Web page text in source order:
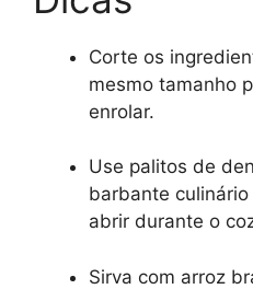
Corte os
mesmo tamanho
enrolar.
Use palitos de
barbante
abrir durante o
Sirva com arroz